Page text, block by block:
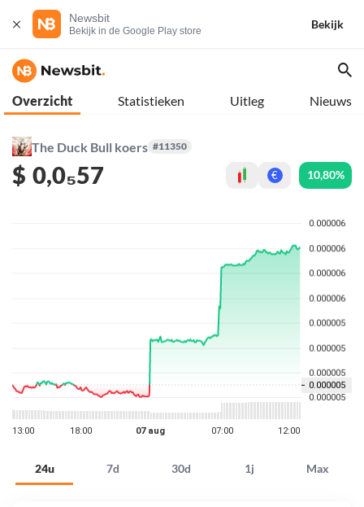
Newsbit
Bekijk in de Google Play store
Bekijk
Overzicht Statistieken Uitleg Nieuws
The Duck Bull koers #11350
$ 0,0₅57 € 10,80%
24u 7d 30d 1j Max